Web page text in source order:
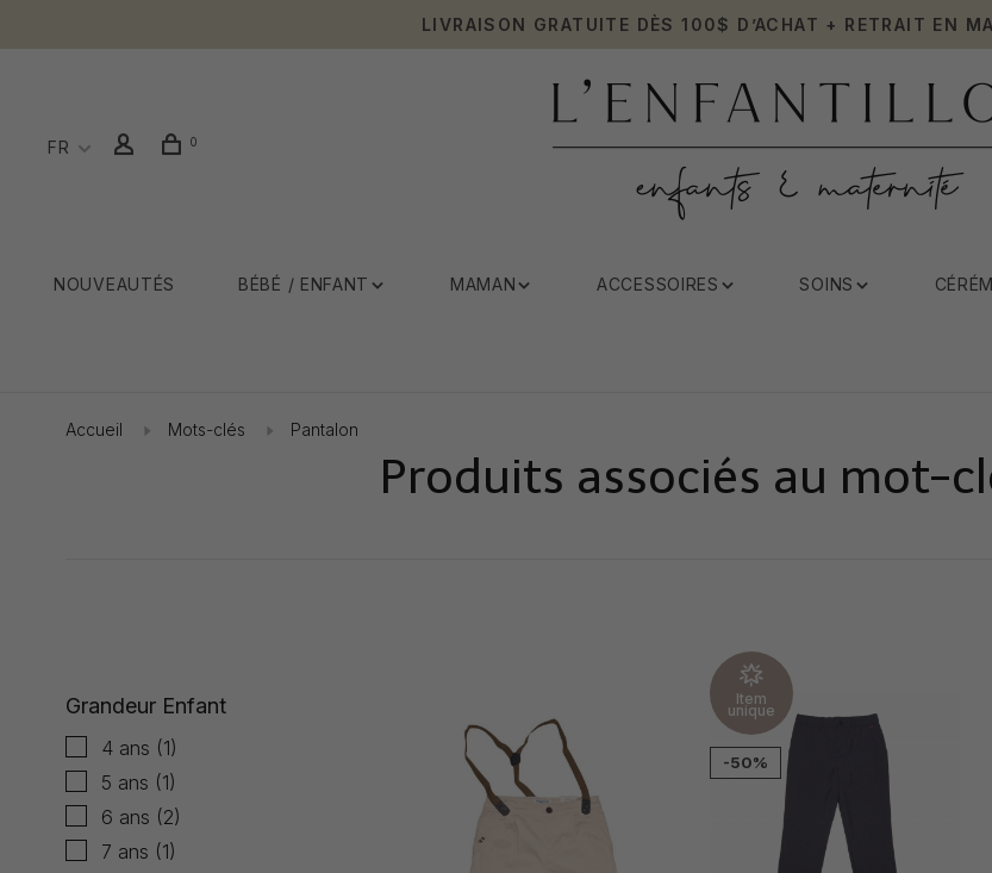
LIVRAISON GRATUITE DÈS 100$ D’ACHAT + RETRAIT EN
FR 0
NOUVEAUTÉS BÉBÉ / ENFANT MAMAN ACCESSOIRES SOINS
Accueil Mots-clés Pantalon
Produits associés au mot-
Grandeur Enfant
4 ans (1)
5 ans (1)
6 ans (2)
7 ans (1)
Item
unique
-50%